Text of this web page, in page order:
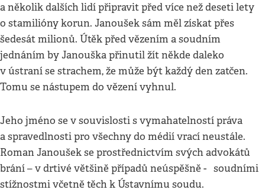
a několik dalších lidí připravit před více než deseti lety
o stamilióny korun. Janoušek sám měl získat přes
šedesát milionů. Útěk před vězením a soudním
jednáním by Janouška přinutil žít někde daleko
v ústraní se strachem, že může být každý den zatčen.
Tomu se nástupem do vězení vyhnul.
Jeho jméno se v souvislosti s vymahatelností práva
a spravedlnosti pro všechny do médií vrací neustále.
Roman Janoušek se prostřednictvím svých advokátů
brání – v drtivé většině případů neúspěšně - soudními
stížnostmi včetně těch k Ústavnímu soudu.